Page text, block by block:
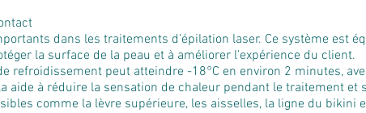
dans les traitements d’épilation laser. Ce système est
la surface de la peau et à améliorer l’expérience du client.
refroidissement peut atteindre -18°C en environ 2 minutes,
aide à réduire la sensation de chaleur pendant le traitement et
comme la lèvre supérieure, les aisselles, la ligne du bikini